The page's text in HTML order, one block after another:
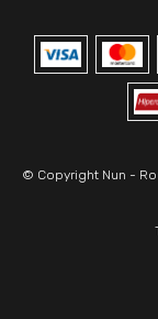
© Copyright Nun -